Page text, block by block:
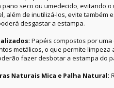
pano seco ou umedecido, evitando
além de inutilizá-los, evite também
desgastar a estampa.
Papéis compostos por
metálicos, o que permite
fazer desbotar a estampa do
Naturais Mica e Palha Natural: